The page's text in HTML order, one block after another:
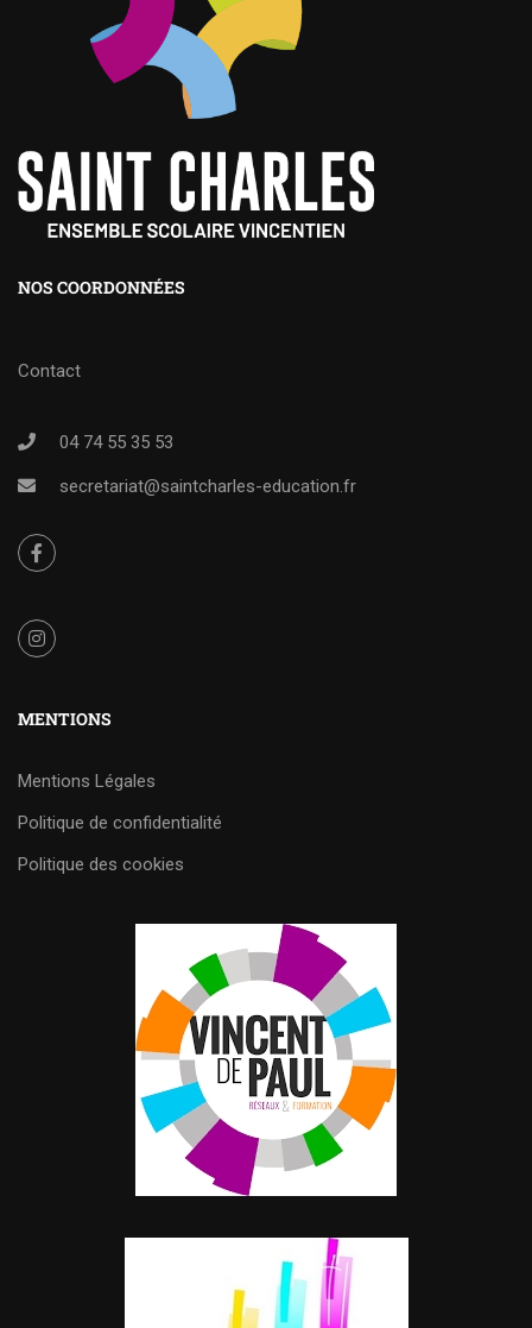
NOS COORDONNÉES
Contact
04 74 55 35 53
secretariat@saintcharles-education.fr
MENTIONS
Mentions Légales
Politique de confidentialité
Politique des cookies